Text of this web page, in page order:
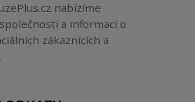
nabízíme
a informací o
zákaznících a